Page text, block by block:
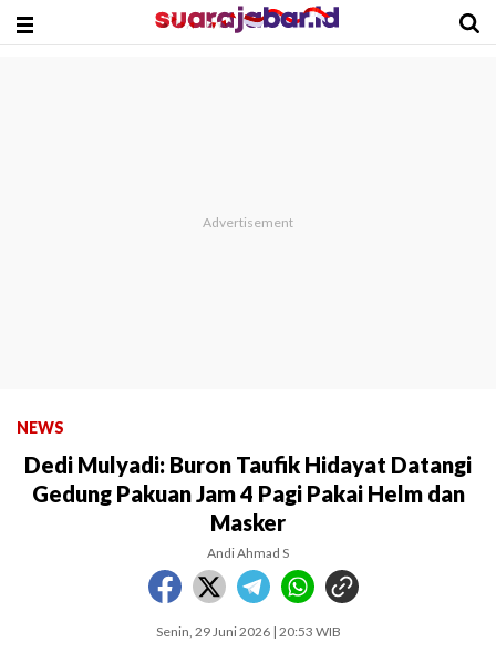
NEWS
Dedi Mulyadi: Buron Taufik Hidayat Datangi
Gedung Pakuan Jam 4 Pagi Pakai Helm dan
Masker
Andi Ahmad S
Senin, 29 Juni 2026 | 20:53 WIB